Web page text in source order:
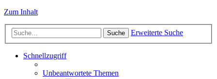
Zum Inhalt
Suche Erweiterte Suche
Schnellzugriff
Unbeantwortete Themen